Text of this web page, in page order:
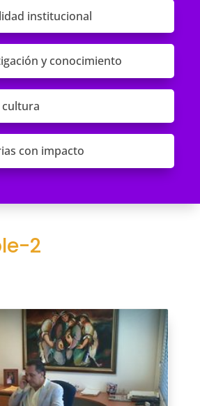
institucional
y conocimiento
con impacto
2